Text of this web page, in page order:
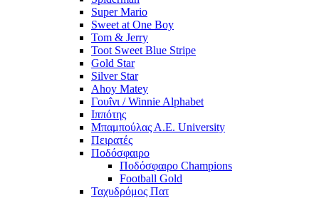
Super Mario
Sweet at One Boy
Tom & Jerry
Toot Sweet Blue Stripe
Gold Star
Silver Star
Ahoy Matey
Γουΐνι / Winnie Alphabet
Ιππότης
Μπαμπούλας Α.Ε. University
Πειρατές
Ποδόσφαιρο
Ποδόσφαιρο Champions
Football Gold
Ταχυδρόμος Πατ